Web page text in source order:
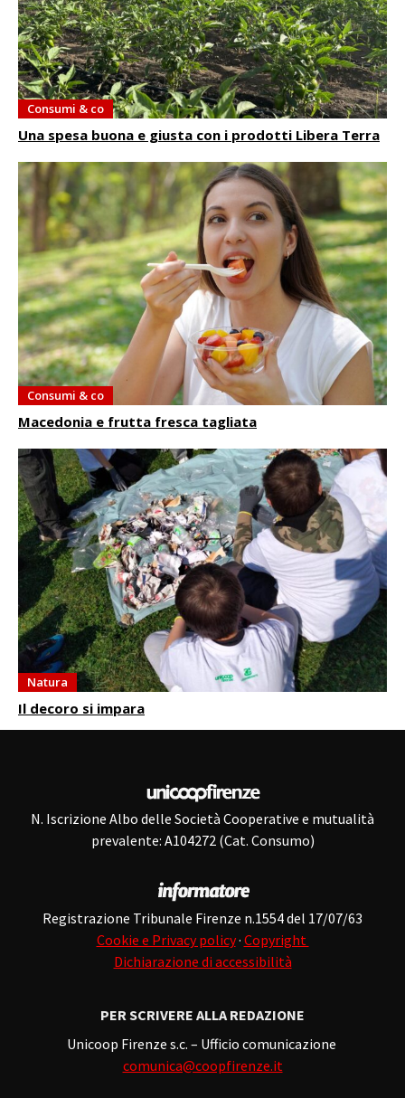
Consumi & co
Una spesa buona e giusta con i prodotti Libera Terra
Consumi & co
Macedonia e frutta fresca tagliata
Natura
Il decoro si impara
N. Iscrizione Albo delle Società Cooperative e mutualità
prevalente: A104272 (Cat. Consumo)
Registrazione Tribunale Firenze n.1554 del 17/07/63
Cookie e Privacy policy· Copyright
Dichiarazione di accessibilità
PER SCRIVERE ALLA REDAZIONE
Unicoop Firenze s.c. – Ufficio comunicazione
comunica@coopfirenze.it